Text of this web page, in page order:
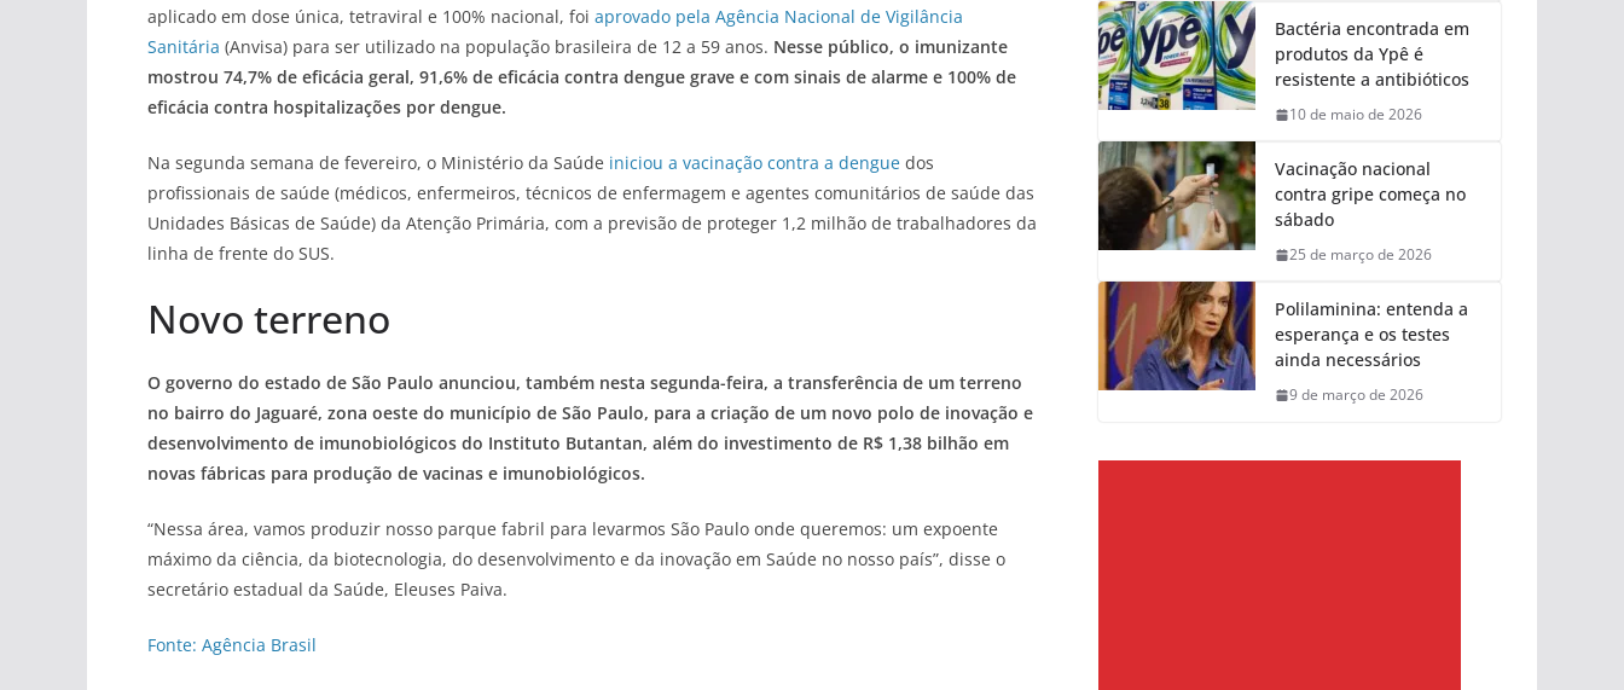
aplicado em dose única, tetraviral e 100% nacional, foi aprovado pela Agência Nacional de Vigilância
Sanitária (Anvisa) para ser utilizado na população brasileira de 12 a 59 anos. Nesse público, o imunizante
mostrou 74,7% de eficácia geral, 91,6% de eficácia contra dengue grave e com sinais de alarme e 100% de
eficácia contra hospitalizações por dengue.
Na segunda semana de fevereiro, o Ministério da Saúde iniciou a vacinação contra a dengue dos
profissionais de saúde (médicos, enfermeiros, técnicos de enfermagem e agentes comunitários de saúde das
Unidades Básicas de Saúde) da Atenção Primária, com a previsão de proteger 1,2 milhão de trabalhadores da
linha de frente do SUS.
Novo terreno
O governo do estado de São Paulo anunciou, também nesta segunda-feira, a transferência de um terreno
no bairro do Jaguaré, zona oeste do município de São Paulo, para a criação de um novo polo de inovação e
desenvolvimento de imunobiológicos do Instituto Butantan, além do investimento de R$ 1,38 bilhão em
novas fábricas para produção de vacinas e imunobiológicos.
“Nessa área, vamos produzir nosso parque fabril para levarmos São Paulo onde queremos: um expoente
máximo da ciência, da biotecnologia, do desenvolvimento e da inovação em Saúde no nosso país”, disse o
secretário estadual da Saúde, Eleuses Paiva.
Fonte: Agência Brasil
Bactéria encontrada em
produtos da Ypê é
resistente a antibióticos
10 de maio de 2026
Vacinação nacional
contra gripe começa no
sábado
25 de março de 2026
Polilaminina: entenda a
esperança e os testes
ainda necessários
9 de março de 2026